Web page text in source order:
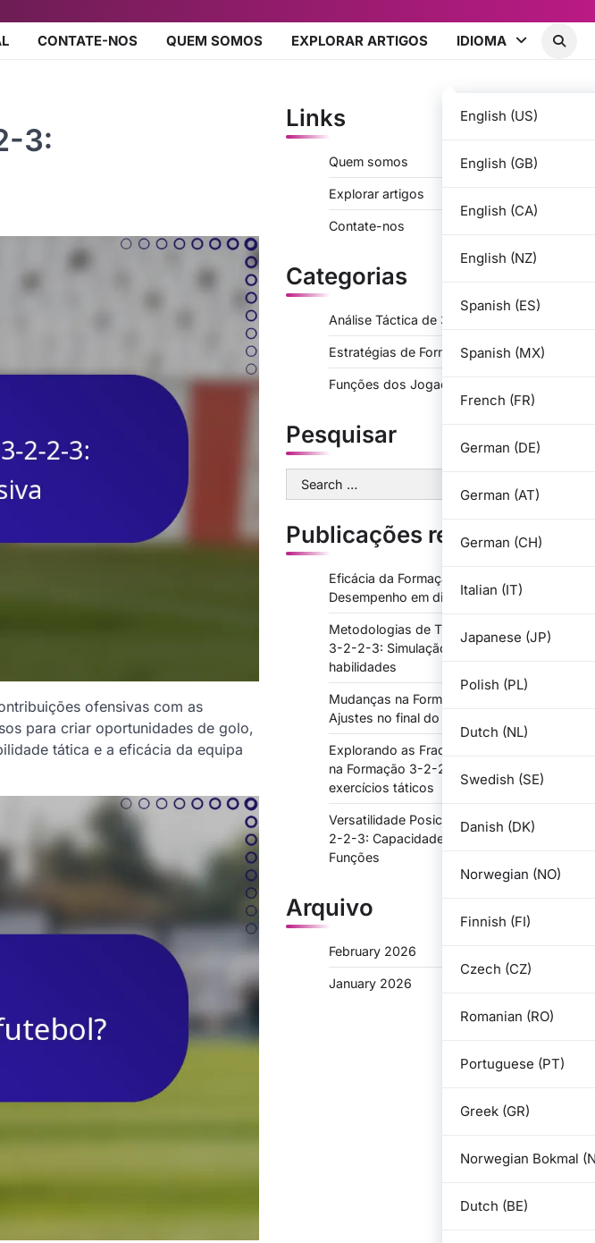
CONTATE-NOS QUEM SOMOS EXPLORAR ARTIGOS IDIOMA
English (US)
English (GB)
English (CA)
English (NZ)
Spanish (ES)
Spanish (MX)
French (FR)
German (DE)
German (AT)
German (CH)
Italian (IT)
Japanese (JP)
Polish (PL)
Dutch (NL)
Swedish (SE)
Danish (DK)
Norwegian (NO)
Finnish (FI)
Czech (CZ)
Romanian (RO)
Portuguese (PT)
Greek (GR)
Norwegian Bokmal
Dutch (BE)
3:
ofensivas com as
para criar oportunidades de golo,
tática e a eficácia da equipa
Links
Quem somos
Explorar artigos
Contate-nos
Categorias
Análise Táctica de 3-2-2-3
Estratégias de Formação para 3-2-2-3
Funções dos Jogadores em 3-2-2-3
Pesquisar
Search
for:
Publicações recentes
Eficácia da Formação 3-2-2-3:
Desempenho em diferentes sistemas
Metodologias de Treino para a Formação
3-2-2-3: Simulação, desenvolvimento de
habilidades
Mudanças na Formação 3-2-2-3:
Ajustes no final do jogo, substituições
Explorando as Fraquezas do Oponente
na Formação 3-2-2-3: Análise de jogo,
exercícios táticos
Versatilidade Posicional na Formação 3-
2-2-3: Capacidade para Múltiplas
Funções
Arquivo
February 2026
January 2026